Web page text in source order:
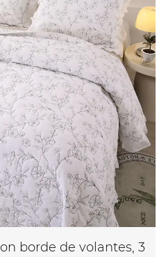
borde de volantes, 3